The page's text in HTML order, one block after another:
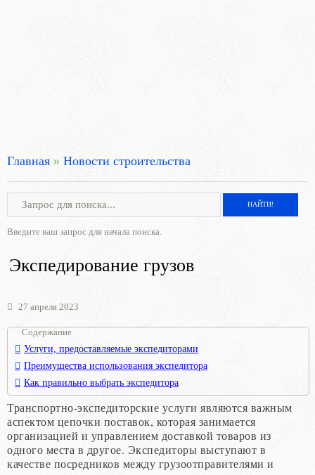
Главная » Новости строительства
Введите ваш запрос для начала поиска.
Экспедирование грузов
27 апреля 2023
Содержание
Услуги, предоставляемые экспедиторами
Преимущества использования экспедитора
Как правильно выбрать экспедитора
Транспортно-экспедиторские услуги являются важным
аспектом цепочки поставок, которая занимается
организацией и управлением доставкой товаров из
одного места в другое. Экспедиторы выступают в
качестве посредников между грузоотправителями и